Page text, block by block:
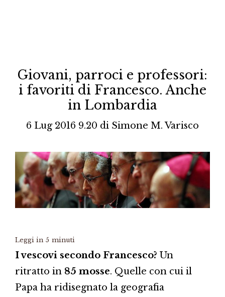
Giovani, parroci e professori:
i favoriti di Francesco. Anche
in Lombardia
6 Lug 2016 9.20 di Simone M. Varisco
Leggi in 5 minuti
I vescovi secondo Francesco? Un
ritratto in 85 mosse. Quelle con cui il
Papa ha ridisegnato la geografia